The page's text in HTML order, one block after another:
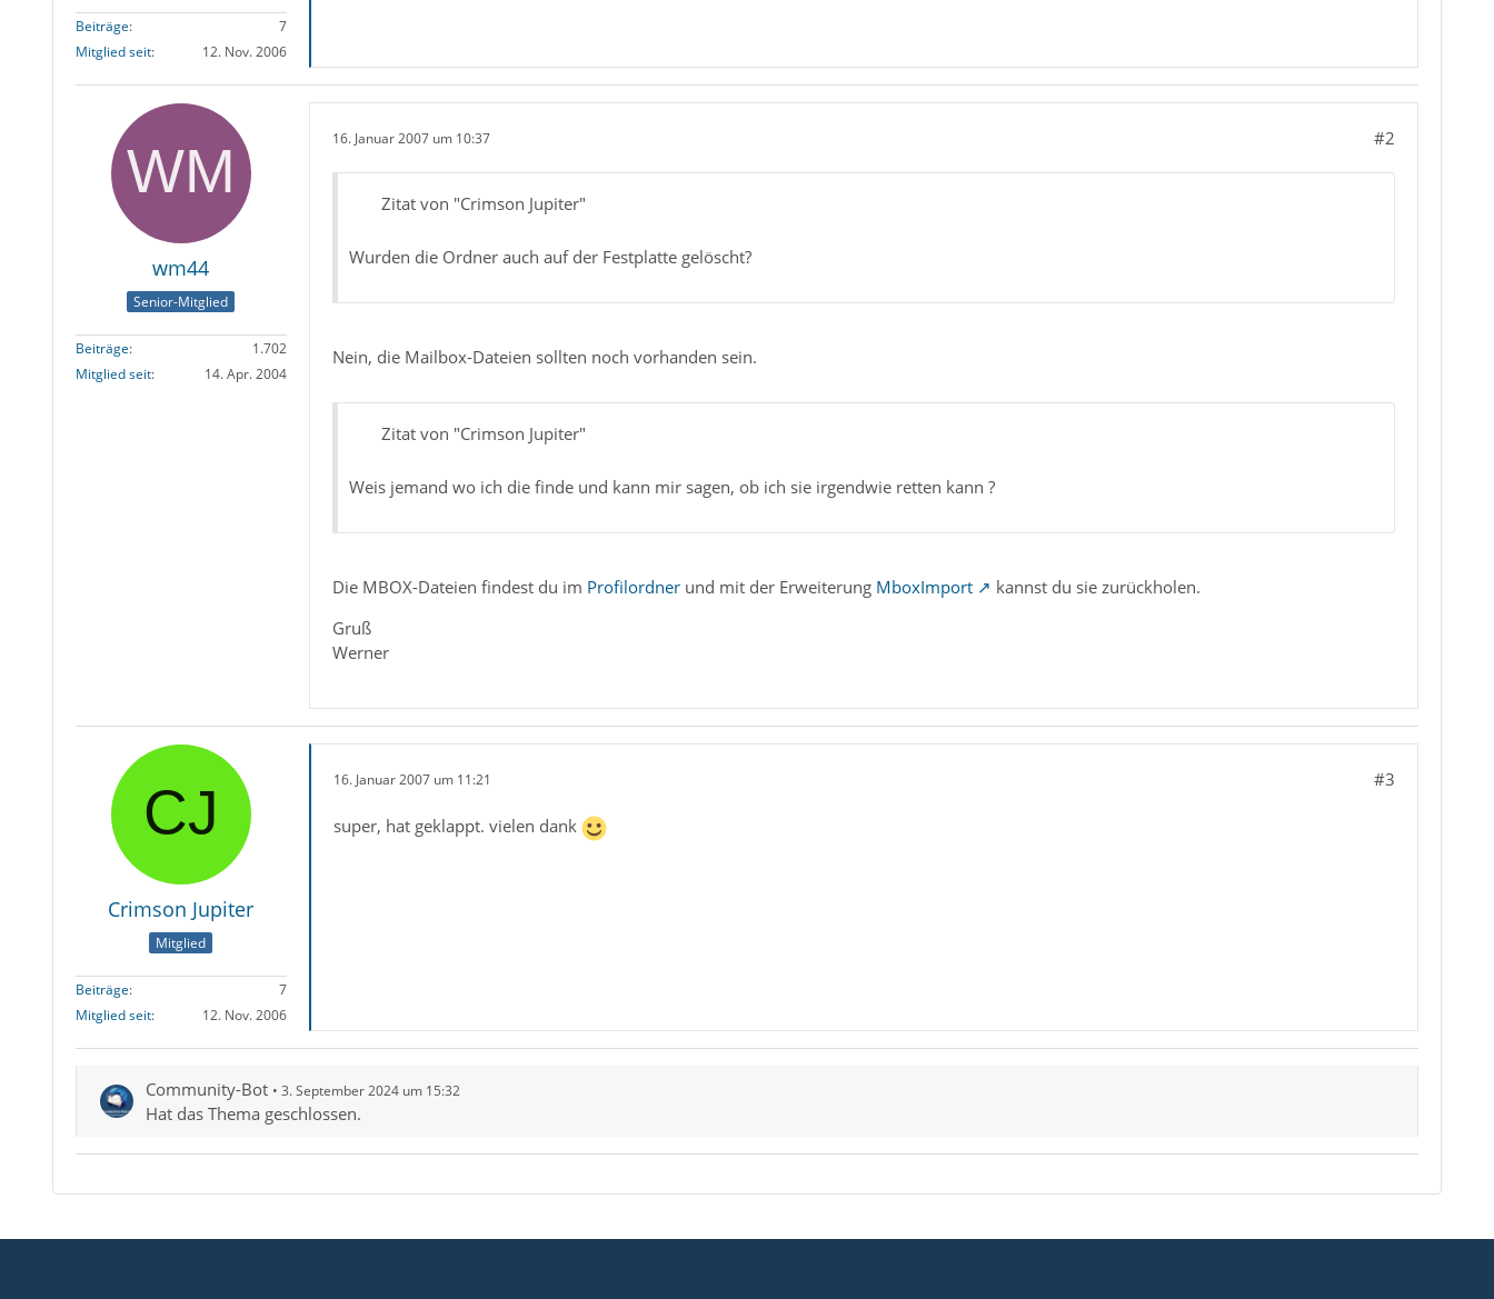
Beiträge
7
Mitglied seit
12. Nov. 2006
wm44
Senior-Mitglied
Beiträge
1.702
Mitglied seit
14. Apr. 2004
16. Januar 2007 um 10:37 #2
Zitat von "Crimson Jupiter"
Wurden die Ordner auch auf der Festplatte gelöscht?
Nein, die Mailbox-Dateien sollten noch vorhanden sein.
Zitat von "Crimson Jupiter"
Weis jemand wo ich die finde und kann mir sagen, ob ich sie irgendwie retten kann ?
Die MBOX-Dateien findest du im Profilordnerund mit der Erweiterung MboxImport
kannst du sie zurückholen.
Gruß
Werner
Crimson Jupiter
Mitglied
Beiträge
7
Mitglied seit
12. Nov. 2006
16. Januar 2007 um 11:21 #3
super, hat geklappt. vielen dank
Community-Bot 3. September 2024 um 15:32
Hat das Thema geschlossen.